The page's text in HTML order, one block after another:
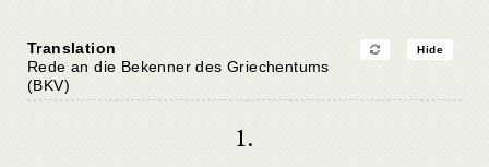
Translation Hide
Rede an die Bekenner des Griechentums
(BKV)
1.